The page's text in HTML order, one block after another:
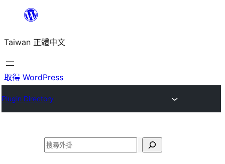
主
要
內
Taiwan 正體中文
取得 WordPress
Plugin Directory
搜